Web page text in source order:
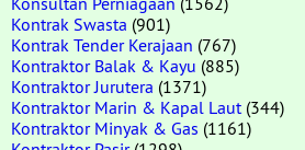
Kontrak Swasta (901)
Kontrak Tender Kerajaan (767)
Kontraktor Balak & Kayu (885)
Kontraktor Jurutera (1371)
Kontraktor Marin & Kapal Laut (344)
Kontraktor Minyak & Gas (1161)